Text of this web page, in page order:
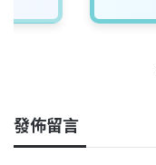
發佈留言